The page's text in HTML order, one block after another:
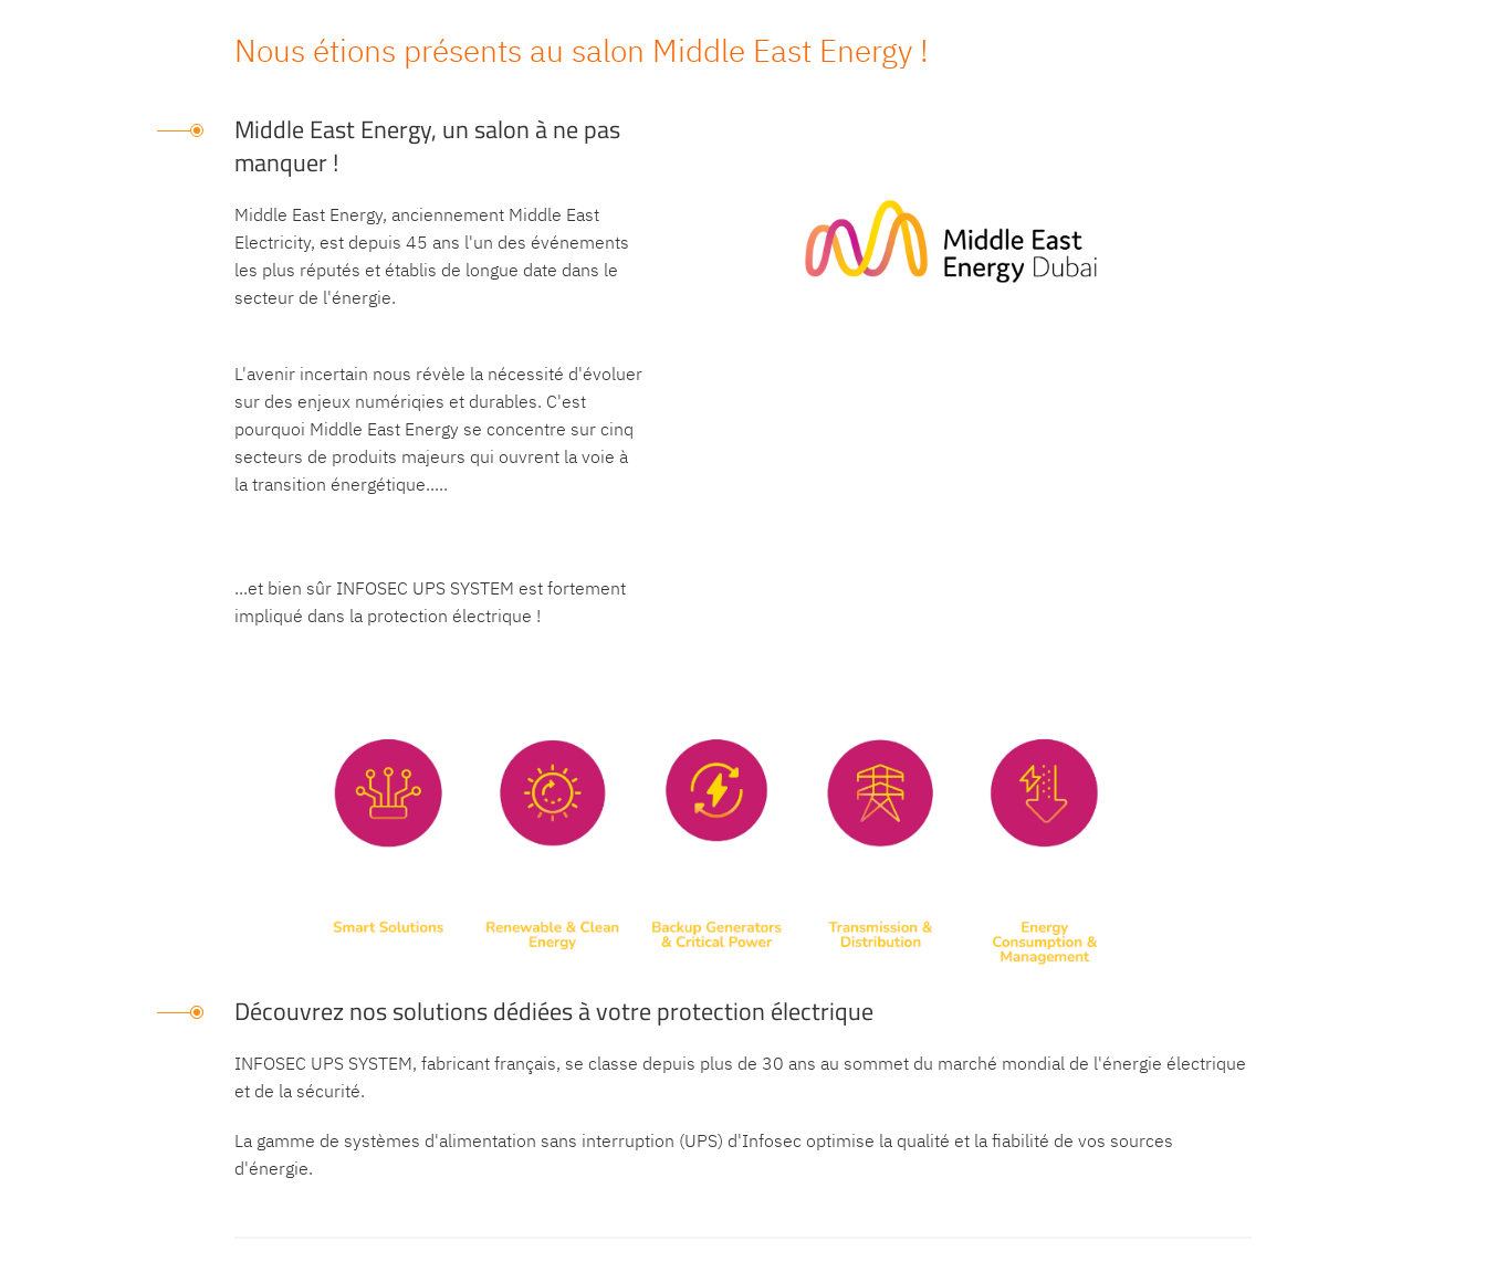
Nous étions présents au salon Middle East Energy !
Middle East Energy, un salon à ne pas
manquer !
Middle East Energy, anciennement Middle East
Electricity, est depuis 45 ans l'un des événements
les plus réputés et établis de longue date dans le
secteur de l'énergie.
L'avenir incertain nous révèle la nécessité d'évoluer
sur des enjeux numériqies et durables. C'est
pourquoi Middle East Energy se concentre sur cinq
secteurs de produits majeurs qui ouvrent la voie à
la transition énergétique.....
...et bien sûr INFOSEC UPS SYSTEM est fortement
impliqué dans la protection électrique !
Découvrez nos solutions dédiées à votre protection électrique
INFOSEC UPS SYSTEM, fabricant français, se classe depuis plus de 30 ans au sommet du marché mondial de l'énergie électrique
et de la sécurité.
La gamme de systèmes d'alimentation sans interruption (UPS) d'Infosec optimise la qualité et la fiabilité de vos sources
d'énergie.